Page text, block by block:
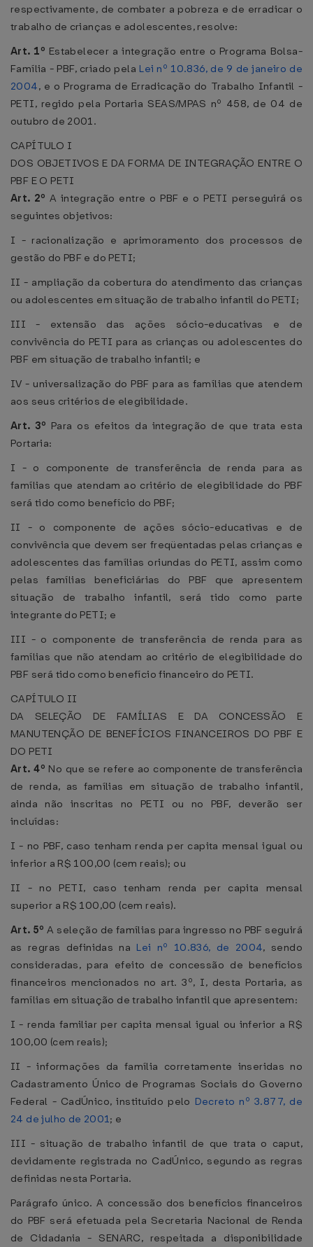
respectivamente, de combater a pobreza e de erradicar o
trabalho de crianças e adolescentes, resolve:
Art. 1º Estabelecer a integração entre o Programa Bolsa-
Família - PBF, criado pela Lei nº 10.836, de 9 de janeiro de
2004, e o Programa de Erradicação do Trabalho Infantil -
PETI, regido pela Portaria SEAS/MPAS nº 458, de 04 de
outubro de 2001.
CAPÍTULO I
DOS OBJETIVOS E DA FORMA DE INTEGRAÇÃO ENTRE O
PBF E O PETI
Art. 2º A integração entre o PBF e o PETI perseguirá os
seguintes objetivos:
I - racionalização e aprimoramento dos processos de
gestão do PBF e do PETI;
II - ampliação da cobertura do atendimento das crianças
ou adolescentes em situação de trabalho infantil do PETI;
III - extensão das ações sócio-educativas e de
convivência do PETI para as crianças ou adolescentes do
PBF em situação de trabalho infantil; e
IV - universalização do PBF para as famílias que atendem
aos seus critérios de elegibilidade.
Art. 3º Para os efeitos da integração de que trata esta
Portaria:
I - o componente de transferência de renda para as
famílias que atendam ao critério de elegibilidade do PBF
será tido como benefício do PBF;
II - o componente de ações sócio-educativas e de
convivência que devem ser freqüentadas pelas crianças e
adolescentes das famílias oriundas do PETI, assim como
pelas famílias beneficiárias do PBF que apresentem
situação de trabalho infantil, será tido como parte
integrante do PETI; e
III - o componente de transferência de renda para as
famílias que não atendam ao critério de elegibilidade do
PBF será tido como benefício financeiro do PETI.
CAPÍTULO II
DA SELEÇÃO DE FAMÍLIAS E DA CONCESSÃO E
MANUTENÇÃO DE BENEFÍCIOS FINANCEIROS DO PBF E
DO PETI
Art. 4º No que se refere ao componente de transferência
de renda, as famílias em situação de trabalho infantil,
ainda não inscritas no PETI ou no PBF, deverão ser
incluídas:
I - no PBF, caso tenham renda per capita mensal igual ou
inferior a R$ 100,00 (cem reais); ou
II - no PETI, caso tenham renda per capita mensal
superior a R$ 100,00 (cem reais).
Art. 5ºA seleção de famílias para ingresso no PBF seguirá
as regras definidas na Lei nº 10.836, de 2004, sendo
consideradas, para efeito de concessão de benefícios
financeiros mencionados no art. 3º, I, desta Portaria, as
famílias em situação de trabalho infantil que apresentem:
I - renda familiar per capita mensal igual ou inferior a R$
100,00 (cem reais);
II - informações da família corretamente inseridas no
Cadastramento Único de Programas Sociais do Governo
Federal - CadÚnico, instituído pelo Decreto nº 3.877, de
24 de julho de 2001; e
III - situação de trabalho infantil de que trata o caput,
devidamente registrada no CadÚnico, segundo as regras
definidas nesta Portaria.
Parágrafo único. A concessão dos benefícios financeiros
do PBF será efetuada pela Secretaria Nacional de Renda
de Cidadania - SENARC, respeitada a disponibilidade